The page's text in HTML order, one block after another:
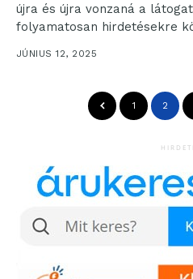
újra és újra vonzaná a
folyamatosan hirdetésekre
megvalósítható!...
JÚNIUS 12, 2025
1 2